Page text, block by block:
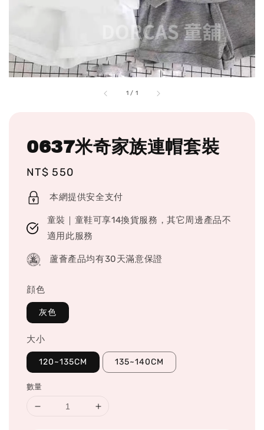
1 / 1
0637米奇家族連帽套裝
Regular
price
NT$ 550
本網提供安全支付
童裝｜童鞋可享14換貨服務，其它周邊產品不
適用此服務
蘆薈產品均有30天滿意保證
顔色
灰色
大小
120~135CM 135~140CM
數量